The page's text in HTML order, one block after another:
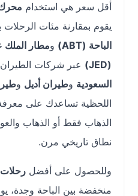
أقل سعر هي استخداممحرك بحث
يقوم بمقارنة مئات الرحلات
الباحة (ABT)
ومطار الملك
عبر شركات الطيران
السعوديةوطيران أديلو طيران
اللحظية تساعدك على معرفة
الذهاب فقط أو الذهاب والعودة
نطاق تاريخي مرن.
وللحصول على أفضلرحلات
منخفضة بين الباحة وجدة، يوصى